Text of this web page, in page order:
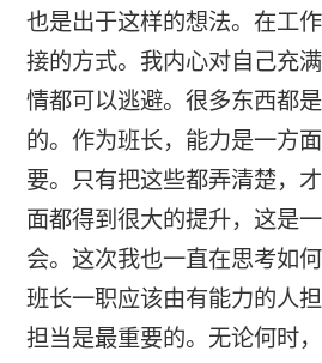
也是出于这样的想法。在工
接的方式。我内心对自己充
情都可以逃避。很多东西都
的。作为班长，能力是一方
要。只有把这些都弄清楚，
面都得到很大的提升，这是
会。这次我也一直在思考如
班长一职应该由有能力的人
担当是最重要的。无论何时